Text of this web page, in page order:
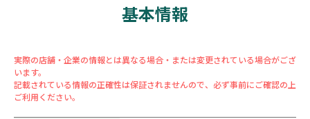
基本情報
実際の店舗・企業の情報とは異なる場合・または変更されている場合がござ
います。
記載されている情報の正確性は保証されませんので、必ず事前にご確認の上
ご利用ください。